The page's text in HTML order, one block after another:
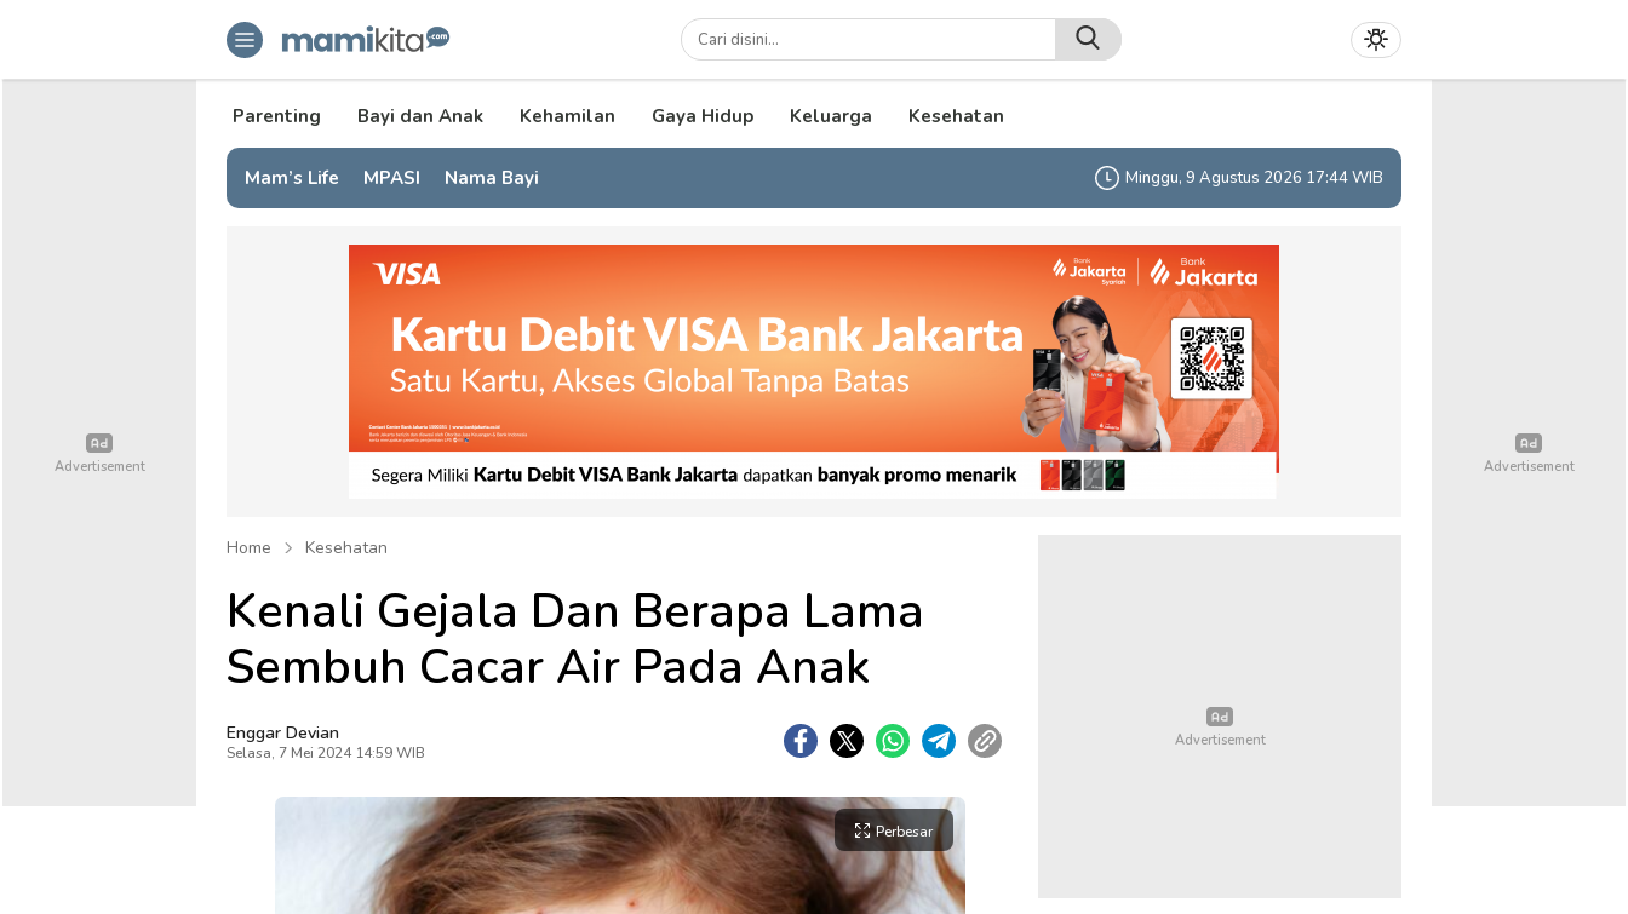
mamikita.com
Informasi Parenting untuk Mami Milenial
Parenting Bayi dan Anak Kehamilan Gaya Hidup Keluarga Kesehatan
Mam’s Life MPASI Nama Bayi Minggu, 9 Agustus 2026 17:44 WIB
Home Kesehatan
Kenali Gejala Dan Berapa Lama
Sembuh Cacar Air Pada Anak
Enggar Devian
Selasa, 7 Mei 2024 14:59 WIB
Perbesar